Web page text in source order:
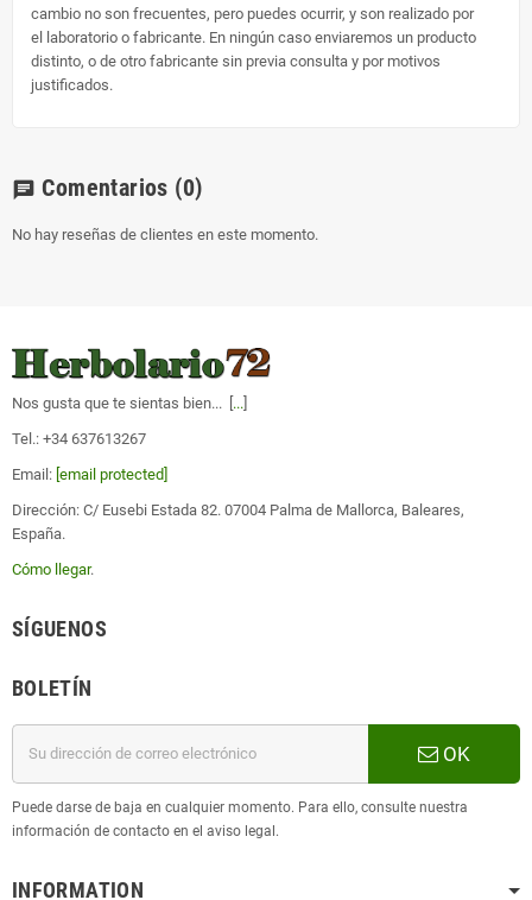
cambio no son frecuentes, pero puedes ocurrir, y son realizado por
el laboratorio o fabricante. En ningún caso enviaremos un producto
distinto, o de otro fabricante sin previa consulta y por motivos
justificados.
chat Comentarios (0)
No hay reseñas de clientes en este momento.
Nos gusta que te sientas bien... [ ...
Tel.: +34 637613267
Email: [email protected]
Dirección: C/ Eusebi Estada 82. 07004 Palma de Mallorca, Baleares,
España.
Cómo llegar.
SÍGUENOS
BOLETÍN
OK
Puede darse de baja en cualquier momento. Para ello, consulte nuestra
información de contacto en el aviso legal.
INFORMATION